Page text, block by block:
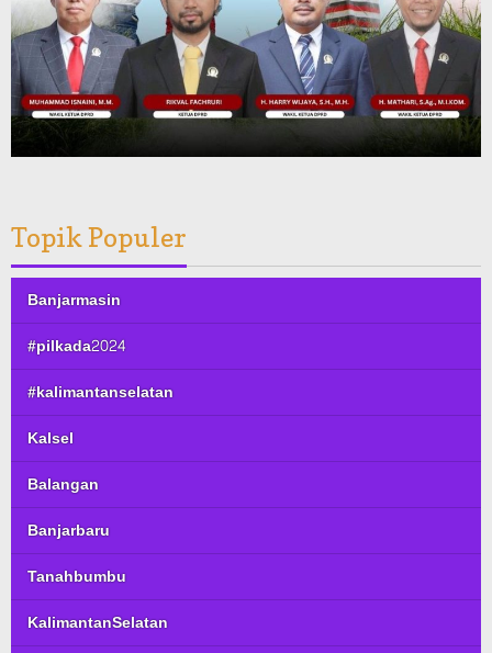
Topik Populer
Banjarmasin
#pilkada2024
#kalimantanselatan
Kalsel
Balangan
Banjarbaru
Tanahbumbu
KalimantanSelatan